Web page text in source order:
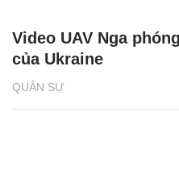
QUÂN SỰ
Video UAV Nga
của Ukraine